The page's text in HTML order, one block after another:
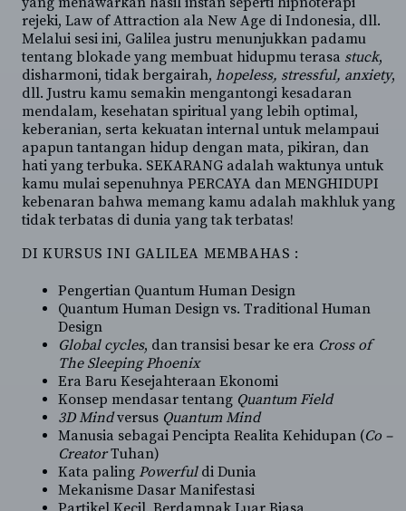
rejeki, Law of Attraction ala New Age di Indonesia, dll.
Melalui sesi ini, Galilea justru menunjukkan padamu
tentang blokade yang membuat hidupmu terasa stuck,
disharmoni, tidak bergairah,hopeless, stressful, anxiety,
dll. Justru kamu semakin mengantongi kesadaran
mendalam, kesehatan spiritual yang lebih optimal,
keberanian, serta kekuatan internal untuk melampaui
apapun tantangan hidup dengan mata, pikiran, dan
hati yang terbuka. SEKARANG adalah waktunya untuk
kamu mulai sepenuhnya PERCAYA dan MENGHIDUPI
kebenaran bahwa memang kamu adalah makhluk yang
tidak terbatas di dunia yang tak terbatas!
DI KURSUS INI GALILEA MEMBAHAS :
Pengertian Quantum Human Design
Quantum Human Design vs. Traditional Human
Design
Global cycles, dan transisi besar ke era Cross of
The Sleeping Phoenix
Era Baru Kesejahteraan Ekonomi
Konsep mendasar tentang Quantum Field
3D Mindversus Quantum Mind
Manusia sebagai Pencipta Realita Kehidupan (Co –
CreatorTuhan)
Kata paling Powerful di Dunia
Mekanisme Dasar Manifestasi